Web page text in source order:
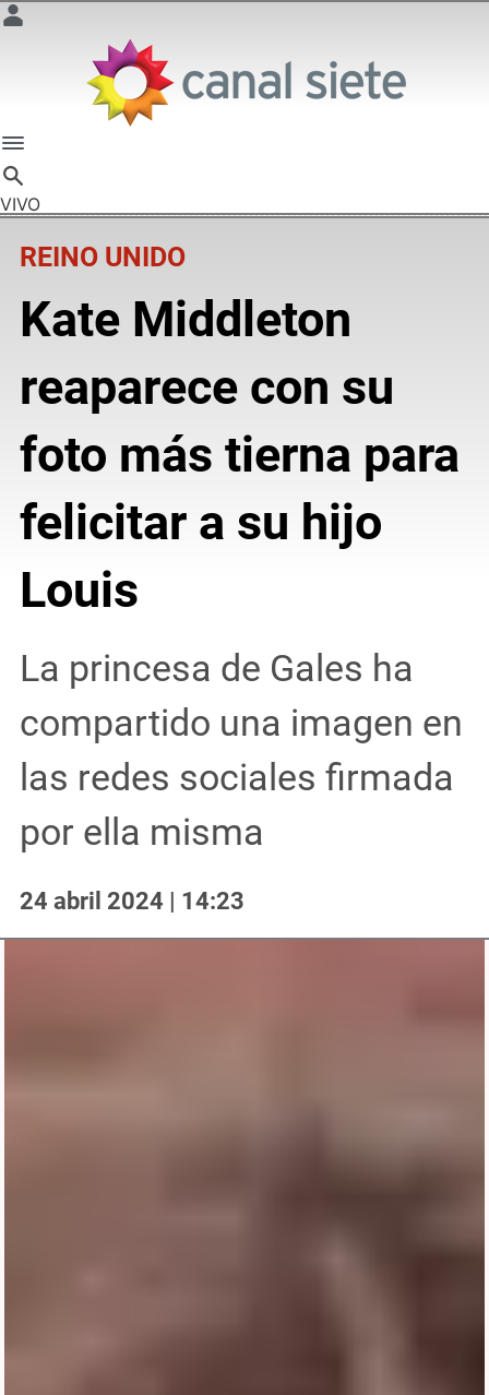
VIVO
REINO UNIDO
Kate Middleton
reaparece con su
foto más tierna para
felicitar a su hijo
Louis
La princesa de Gales ha
compartido una imagen en
las redes sociales firmada
por ella misma
24 abril 2024 | 14:23